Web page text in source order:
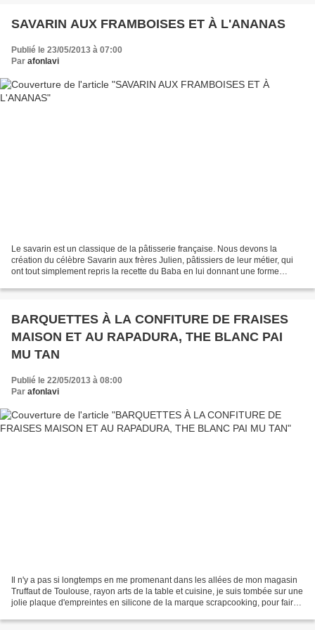
SAVARIN AUX FRAMBOISES ET À L'ANANAS
Publié le 23/05/2013 à 07:00
Par afonlavi
Le savarin est un classique de la pâtisserie française. Nous devons la
création du célèbre Savarin aux frères Julien, pâtissiers de leur métier, qui
ont tout simplement repris la recette du Baba en lui donnant une forme
BARQUETTES À LA CONFITURE DE FRAISES
MAISON ET AU RAPADURA, THE BLANC PAI
MU TAN
Publié le 22/05/2013 à 08:00
Par afonlavi
Il n'y a pas si longtemps en me promenant dans les allées de mon magasin
Truffaut de Toulouse, rayon arts de la table et cuisine, je suis tombée sur une
jolie plaque d'empreintes en silicone de la marque scrapcooking, pour faire